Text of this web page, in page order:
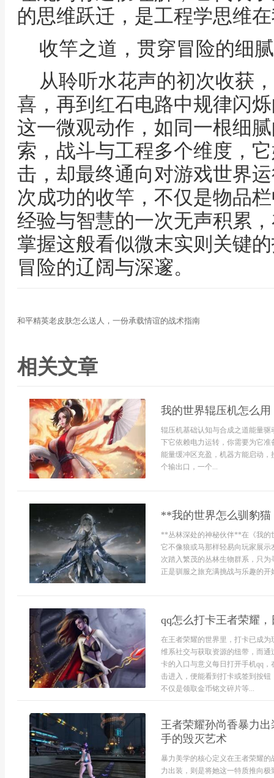
的思维跃迁，是工程学思维
收竿之道，贯穿冒险的细
从聆听水花声的初次收获
喜，再到红石电路中规律闪
这一微观动作，如同一根细
索，战斗与工程多个维度，
击，却最终通向对游戏世界
次成功的收竿，不仅是物品
经验与智慧的一次无声积累
掌握这般看似微末实则关键
冒险的辽阔与深邃。
和平精英老皮肤怎么送人，一份承载情谊的战术指南
相关文章
我的世界辊压机怎么
辊压机基础认知与合成之道能量
下它依赖电力运转，你需要为它
能量缓冲区充盈，机器方能启动
个输出口，一个...
**我的世界怎么驯豹
**丛林深处的神秘伙伴**在《我的
它不像狼或马那样轻易向玩家展
次踏入繁茂的丛林生物群系，只
正是驯服之旅充满挑战与乐趣的
qq怎么打卡王者荣耀
在王者荣耀的世界里，打卡已成
维系社交与获取资源的纽带，而
卡的入口与意义每日打开手机qq
击进入，便能看到打卡或签到按
不仅是领取金币铭文碎片等...
王者荣耀孙尚香暴力
手的毁灭艺术
暴力美学的核心定义在王者荣耀
力出装，则是将她这一特质推向